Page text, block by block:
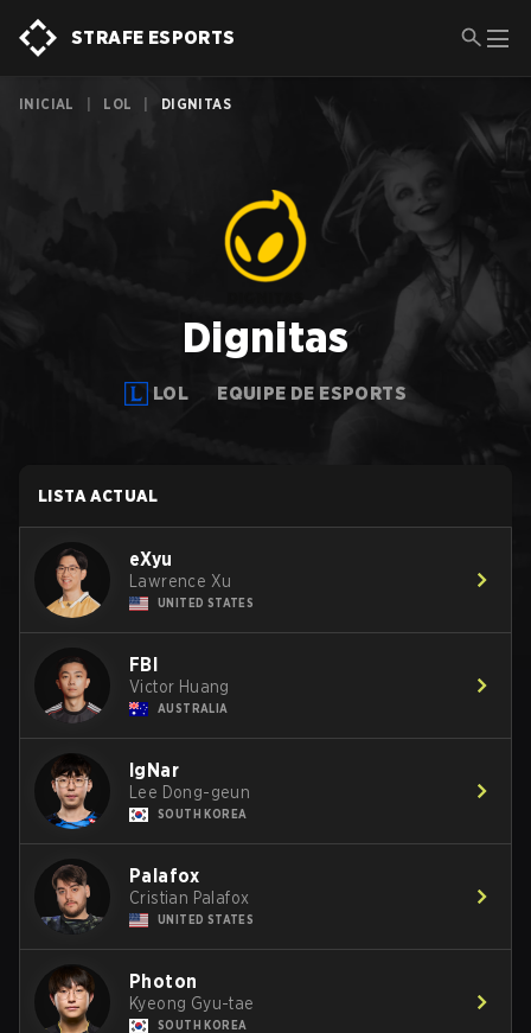
STRAFE ESPORTS
INICIAL LOL DIGNITAS
Dignitas
LOL EQUIPE DE ESPORTS
LISTA ACTUAL
eXyu
Lawrence Xu
UNITED STATES
FBI
Victor Huang
AUSTRALIA
IgNar
Lee Dong-geun
SOUTH KOREA
Palafox
Cristian Palafox
UNITED STATES
Photon
Kyeong Gyu-tae
SOUTH KOREA